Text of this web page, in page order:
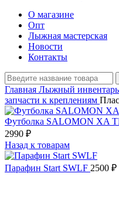
О магазине
Опт
Лыжная мастерская
Новости
Контакты
Главная Лыжный инвентарь
запчасти к креплениям
Футболка SALOMON XA
2990 ₽
Назад к товарам
Парафин Start SWLF 2500 ₽